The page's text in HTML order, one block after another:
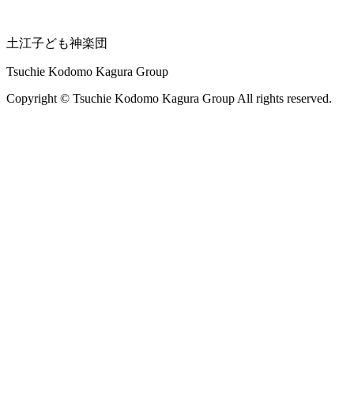
土江子ども神楽団
Tsuchie Kodomo Kagura Group
Copyright © Tsuchie Kodomo Kagura Group All rights reserved.